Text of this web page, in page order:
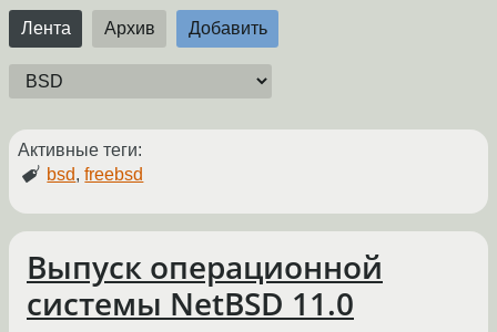
Лента Архив Добавить
Активные теги:
bsd,freebsd
Выпуск операционной
системы NetBSD 11.0